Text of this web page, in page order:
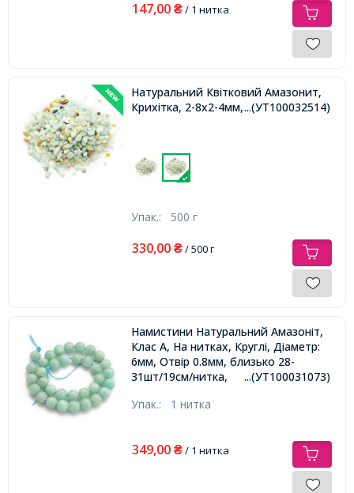
147,00 ₴/ 1 нитка
Натуральний Квітковий Амазонит,
Крихітка, 2-8x2-4мм, Без Отвору,
...(УТ100032514)
Упак.: 500 г
330,00 ₴/ 500 г
Намистини Натуральний Амазоніт,
Клас А, На нитках, Круглі, Діаметр:
6мм, Отвір 0.8мм, близько 28-
31шт/19см/нитка,
...(УТ100031073)
Упак.: 1 нитка
349,00 ₴/ 1 нитка